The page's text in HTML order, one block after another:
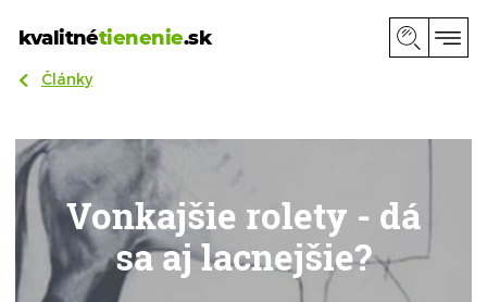
kvalitnétienenie.sk
Články
Vonkajšie rolety - dá
sa aj lacnejšie?